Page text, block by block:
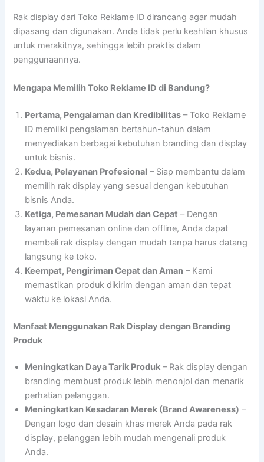
Rak display dari Toko Reklame ID dirancang agar mudah
dipasang dan digunakan. Anda tidak perlu keahlian khusus
untuk merakitnya, sehingga lebih praktis dalam
penggunaannya.
Mengapa Memilih Toko Reklame ID di Bandung?
Pertama, Pengalaman dan Kredibilitas – Toko Reklame
ID memiliki pengalaman bertahun-tahun dalam
menyediakan berbagai kebutuhan branding dan display
untuk bisnis.
Kedua, Pelayanan Profesional – Siap membantu dalam
memilih rak display yang sesuai dengan kebutuhan
bisnis Anda.
Ketiga, Pemesanan Mudah dan Cepat – Dengan
layanan pemesanan online dan offline, Anda dapat
membeli rak display dengan mudah tanpa harus datang
langsung ke toko.
Keempat, Pengiriman Cepat dan Aman – Kami
memastikan produk dikirim dengan aman dan tepat
waktu ke lokasi Anda.
Manfaat Menggunakan Rak Display dengan Branding
Produk
Meningkatkan Daya Tarik Produk – Rak display dengan
branding membuat produk lebih menonjol dan menarik
perhatian pelanggan.
Meningkatkan Kesadaran Merek (Brand Awareness) –
Dengan logo dan desain khas merek Anda pada rak
display, pelanggan lebih mudah mengenali produk
Anda.